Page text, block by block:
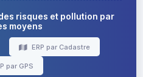
risques et pollution par
moyens
ERP par Cadastre
par GPS